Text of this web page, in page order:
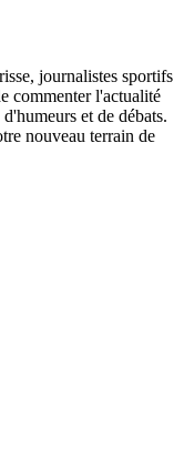
journalistes sportifs
commenter l'actualité
et de débats.
nouveau terrain de